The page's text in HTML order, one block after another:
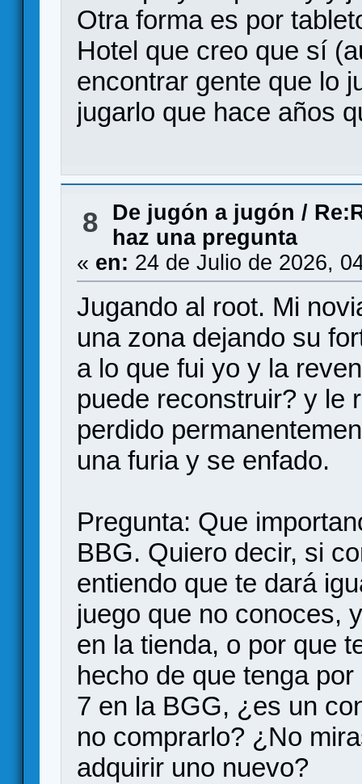
Otra forma es por
Hotel que creo que sí
encontrar gente que lo
jugarlo que hace años
8 De jugón a jugón /
haz una pregunta
« en: 24 de Julio de 2026,
Jugando al root. Mi
una zona dejando su
a lo que fui yo y la
puede reconstruir? y le
perdido
una furia y se enfado.
Pregunta: Que
BBG. Quiero decir, si
entiendo que te dará
juego que no conoces,
en la tienda, o por que
hecho de que tenga
7 en la BGG, ¿es un
no comprarlo? ¿No
adquirir uno nuevo?